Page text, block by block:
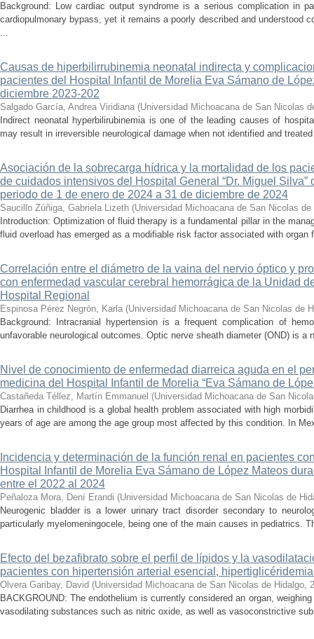
Background: Low cardiac output syndrome is a serious complication in
cardiopulmonary bypass, yet it remains a poorly described and understood
...
Causas de hiperbilirrubinemia neonatal indirecta y
pacientes del Hospital Infantil de Morelia Eva Sámano de
diciembre 2023-202
Salgado García, Andrea Viridiana (Universidad Michoacana de San Nicolas
Indirect neonatal hyperbilirubinemia is one of the leading causes of
may result in irreversible neurological damage when not identified and
Asociación de la sobrecarga hídrica y la mortalidad de los
de cuidados intensivos del Hospital General “Dr. Miguel
periodo de 1 de enero de 2024 a 31 de diciembre de 2024
Saucillo Zúñiga, Gabriela Lizeth (Universidad Michoacana de San Nicolas de
Introduction: Optimization of fluid therapy is a fundamental pillar in the
fluid overload has emerged as a modifiable risk factor associated with organ
Correlación entre el diámetro de la vaina del nervio óptico y
con enfermedad vascular cerebral hemorrágica de la Unidad
Hospital Regional
Espinosa Pérez Negrón, Karla (Universidad Michoacana de San Nicolas de
Background: Intracranial hypertension is a frequent complication of
unfavorable neurological outcomes. Optic nerve sheath diameter (OND) is a
Nivel de conocimiento de enfermedad diarreica aguda en el
medicina del Hospital Infantil de Morelia “Eva Sámano de
Castañeda Téllez, Martín Emmanuel (Universidad Michoacana de San
Diarrhea in childhood is a global health problem associated with high
years of age are among the age group most affected by this condition. In
Incidencia y determinación de la función renal en pacientes
Hospital Infantil de Morelia Eva Sámano de López Mateos
entre el 2022 al 2024
Peñaloza Mora, Dení Erandi (Universidad Michoacana de San Nicolas de
Neurogenic bladder is a lower urinary tract disorder secondary to
particularly myelomeningocele, being one of the main causes in pediatrics.
Efecto del bezafibrato sobre el perfil de lípidos y la
pacientes con hipertensión arterial esencial,
Olvera Garibay, David (Universidad Michoacana de San Nicolas de Hidalgo,
BACKGROUND: The endothelium is currently considered an organ,
vasodilating substances such as nitric oxide, as well as vasoconstrictive